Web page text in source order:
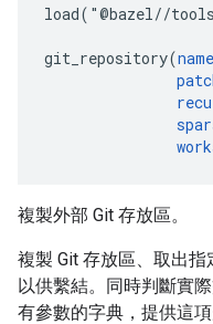
load("@bazel//
git_repository(name
複製外部 Git 存放區。
複製 Git 存放區、取出
以供繫結。同時判斷實
有參數的字典，提供這